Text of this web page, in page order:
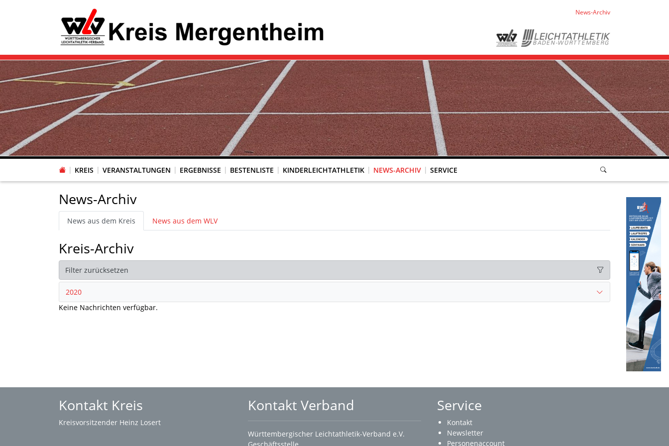
News-Archiv
KREIS VERANSTALTUNGEN ERGEBNISSE BESTENLISTE KINDERLEICHTATHLETIK NEWS-ARCHIV SERVICE
News-Archiv
News aus dem Kreis News aus dem WLV
Kreis-Archiv
Filter zurücksetzen
2020
Keine Nachrichten verfügbar.
Kontakt Kreis
Kreisvorsitzender Heinz Losert
Kontakt Verband
Württembergischer Leichtathletik-Verband e.V.
Service
Kontakt
Newsletter
Personenaccount